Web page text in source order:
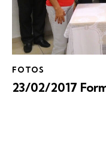
FOTOS
23/02/2017